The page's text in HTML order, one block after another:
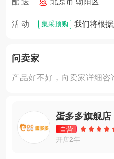
活 动 集采预购
问卖家
产品好不好，向卖家详细咨
蛋多多旗舰店
自营
开店2年